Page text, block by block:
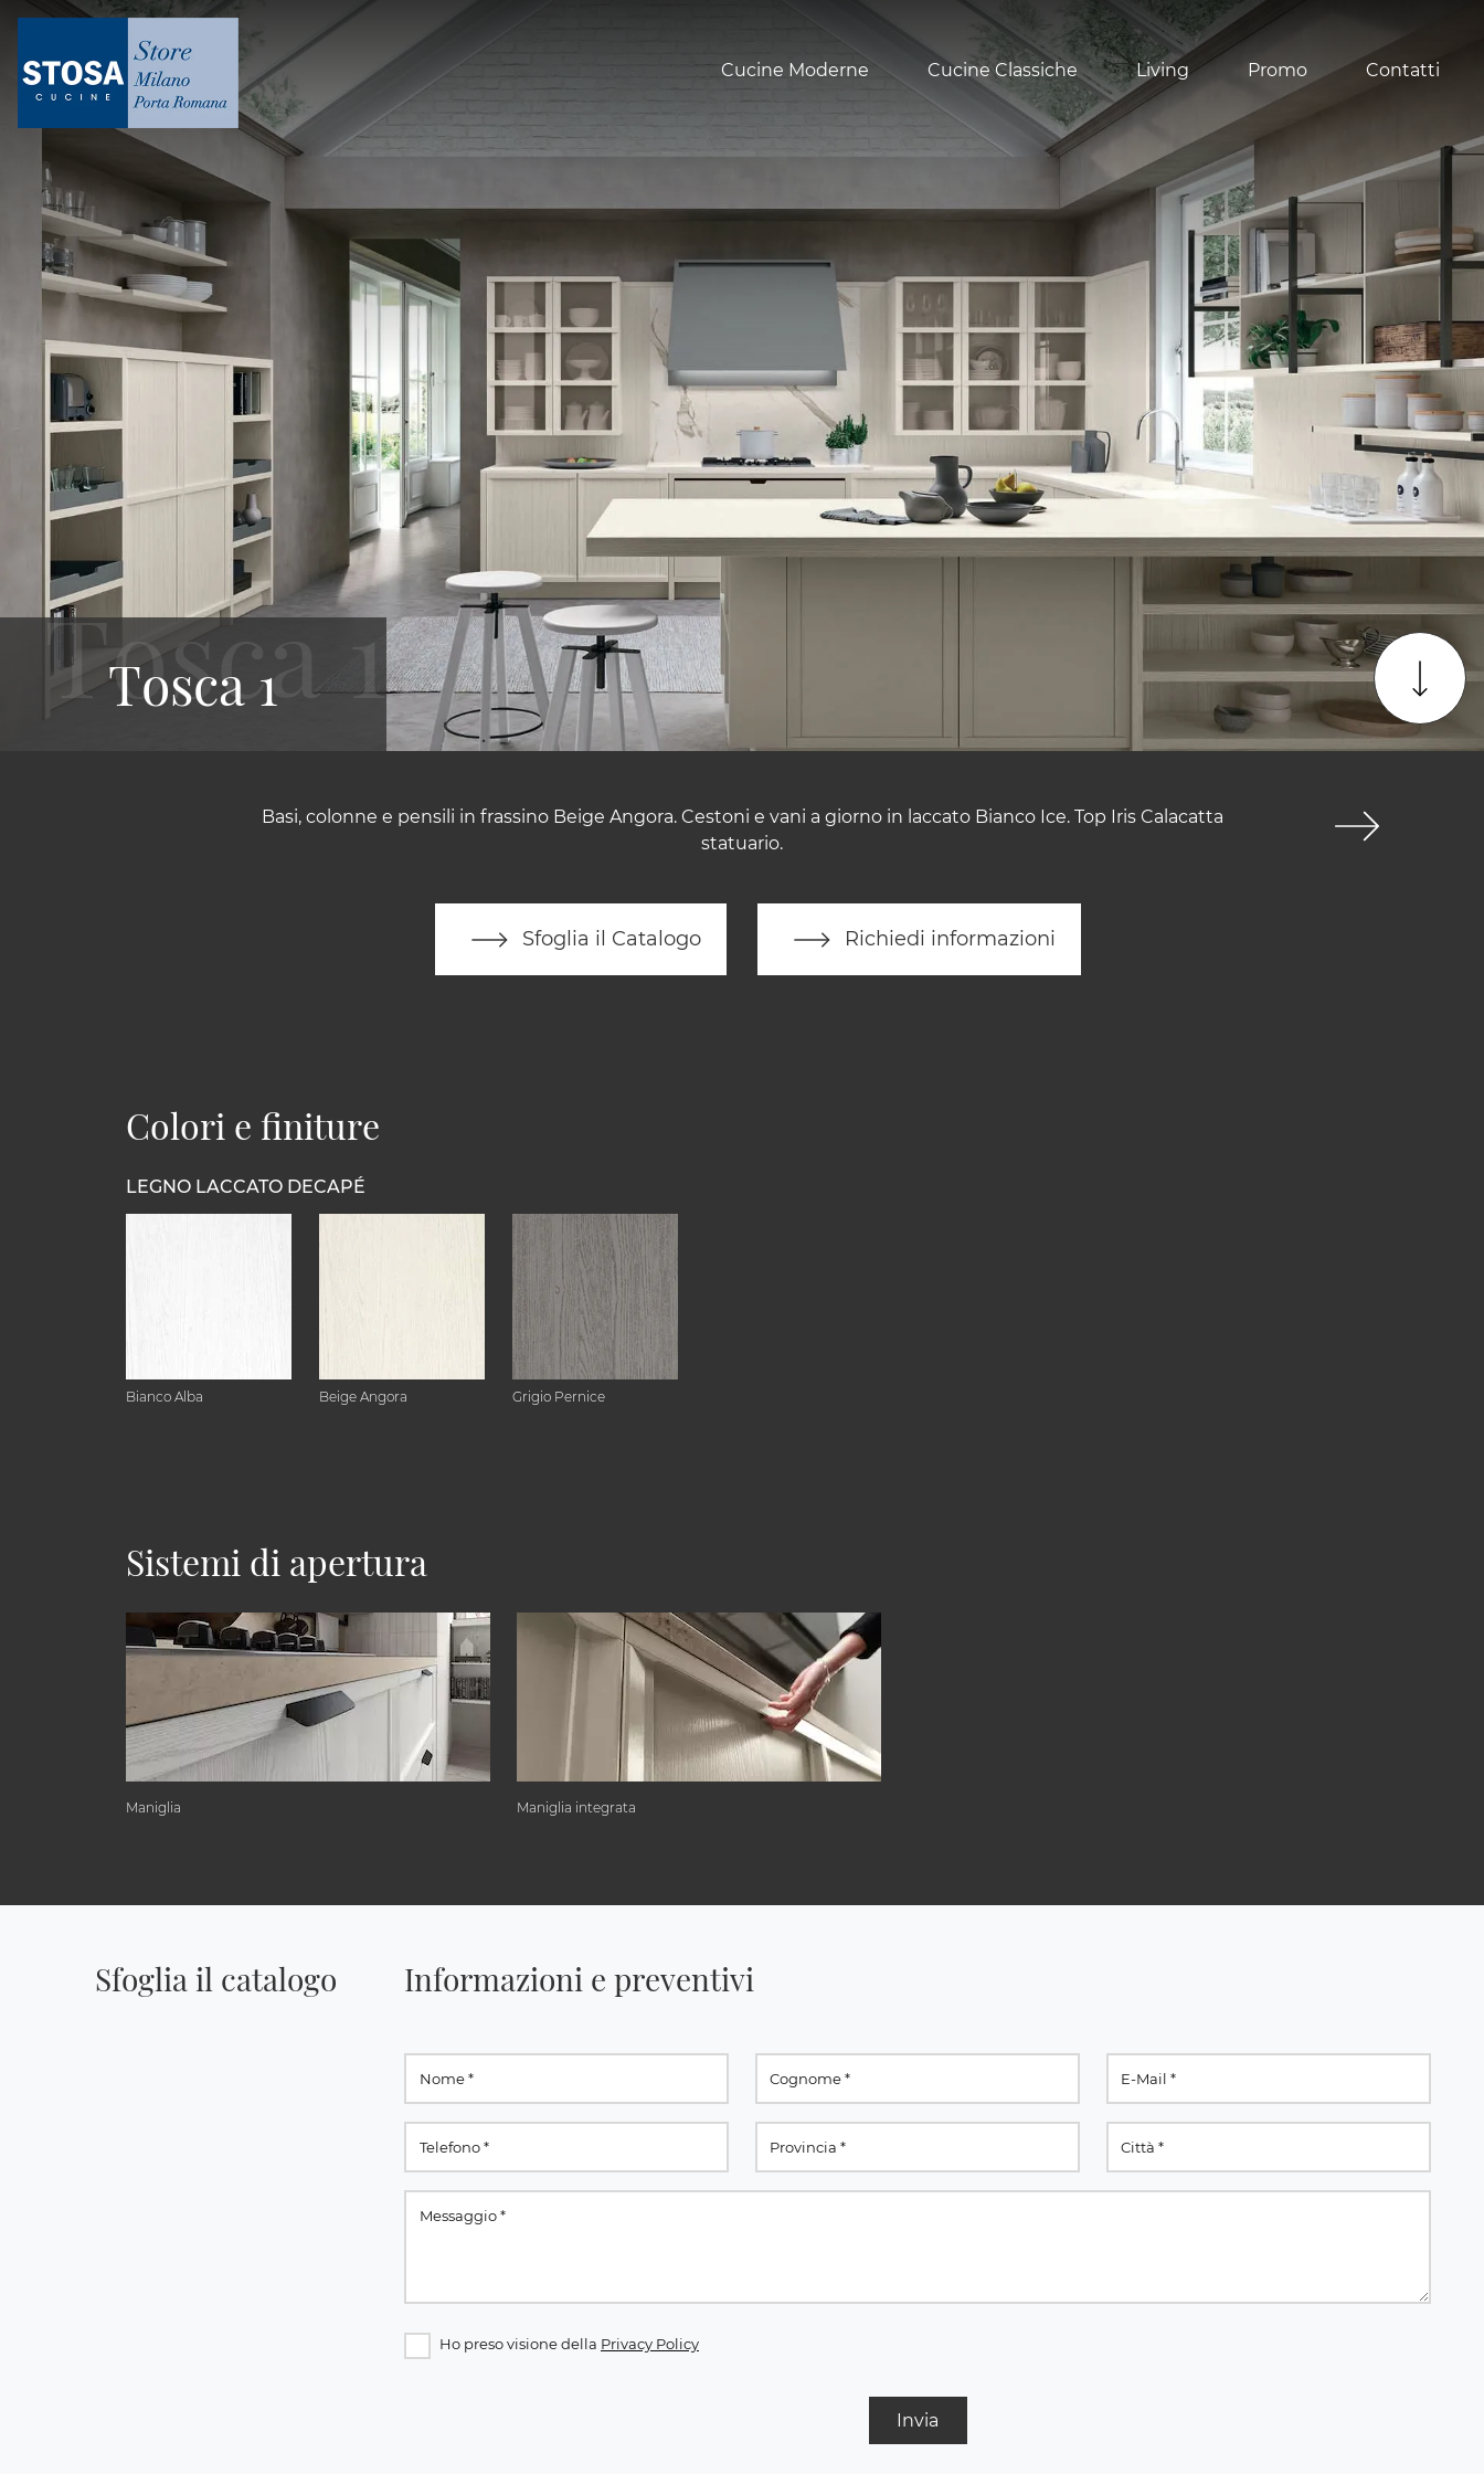
Cucine Moderne Cucine Classiche Living Promo Contatti
Basi, colonne e pensili in frassino Beige Angora. Cestoni e vani a giorno in laccato Bianco Ice. Top Iris Calacatta
statuario.
Sfoglia il Catalogo Richiedi informazioni
Tosca 1
Colori e finiture
LEGNO LACCATO DECAPÉ
Bianco Alba Beige Angora Grigio Pernice
Sistemi di apertura
Maniglia Maniglia integrata
Sfoglia il catalogo Informazioni e preventivi
Ho preso visione della Privacy Policy
Invia